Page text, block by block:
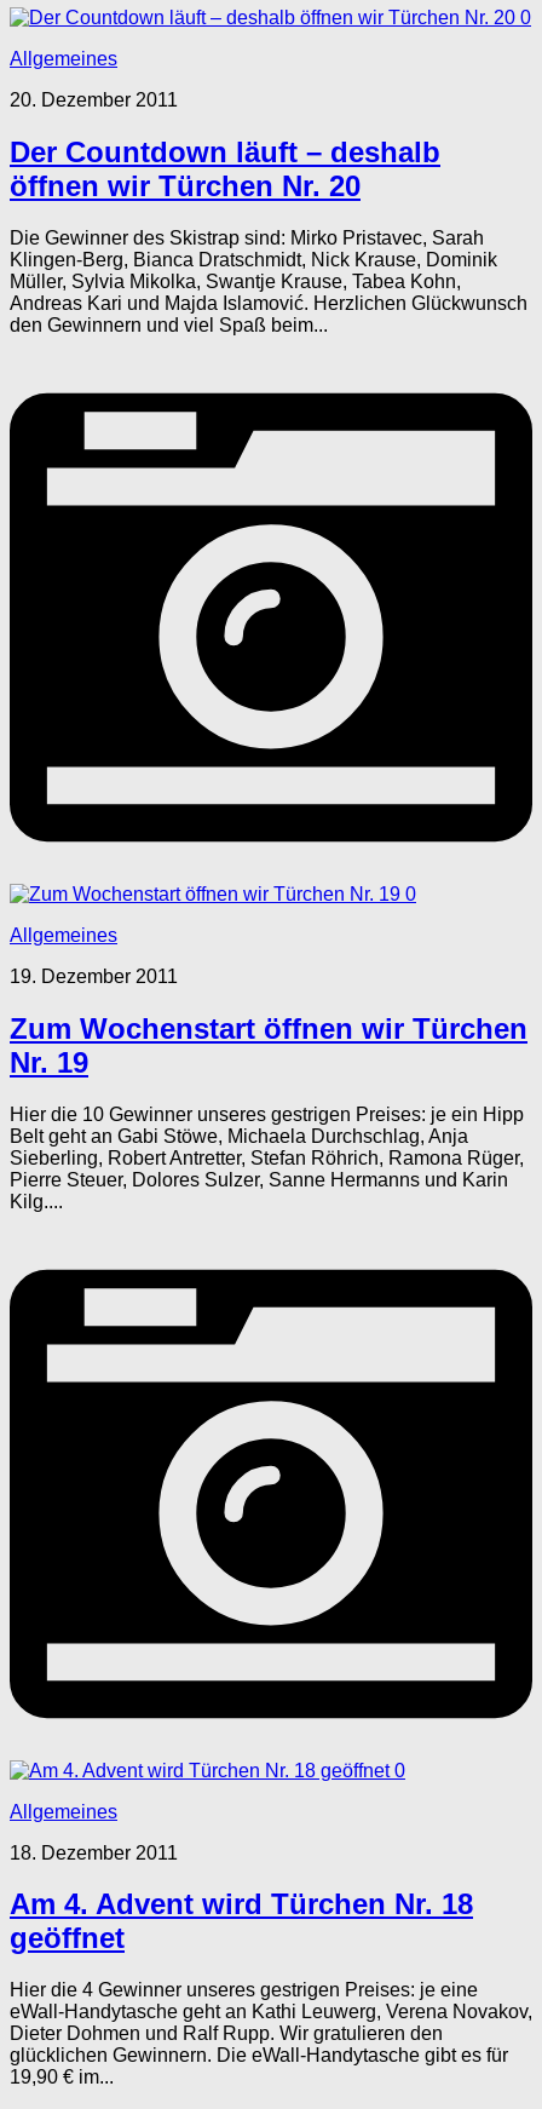
0
Allgemeines
20. Dezember 2011
Der Countdown läuft – deshalb
öffnen wir Türchen Nr. 20
Die Gewinner des Skistrap sind: Mirko Pristavec, Sarah
Klingen-Berg, Bianca Dratschmidt, Nick Krause, Dominik
Müller, Sylvia Mikolka, Swantje Krause, Tabea Kohn,
Andreas Kari und Majda Islamović. Herzlichen Glückwunsch
den Gewinnern und viel Spaß beim...
0
Allgemeines
19. Dezember 2011
Zum Wochenstart öffnen wir Türchen
Nr. 19
Hier die 10 Gewinner unseres gestrigen Preises: je ein Hipp
Belt geht an Gabi Stöwe, Michaela Durchschlag, Anja
Sieberling, Robert Antretter, Stefan Röhrich, Ramona Rüger,
Pierre Steuer, Dolores Sulzer, Sanne Hermanns und Karin
Kilg....
0
Allgemeines
18. Dezember 2011
Am 4. Advent wird Türchen Nr. 18
geöffnet
Hier die 4 Gewinner unseres gestrigen Preises: je eine
eWall-Handytasche geht an Kathi Leuwerg, Verena Novakov,
Dieter Dohmen und Ralf Rupp. Wir gratulieren den
glücklichen Gewinnern. Die eWall-Handytasche gibt es für
19,90 € im...